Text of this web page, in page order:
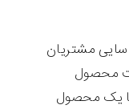
مشتریان
محصول
یک محصول